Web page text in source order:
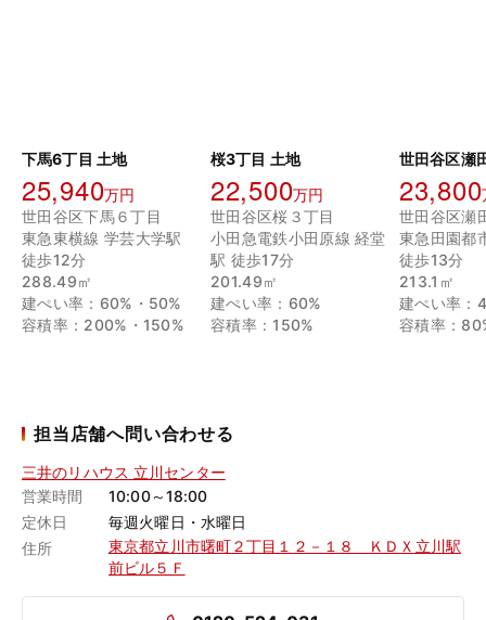
下馬6丁目 土地
25,940万円
世田谷区下馬６丁目
東急東横線 学芸大学駅
徒歩12分
288.49㎡
建ぺい率：60%・50%
容積率：200%・150%
桜3丁目 土地
22,500万円
世田谷区桜３丁目
小田急電鉄小田原線 経堂
駅 徒歩17分
201.49㎡
建ぺい率：60%
容積率：150%
世田谷区瀬
23,800
世田谷区瀬
東急田園都
徒歩13分
213.1㎡
建ぺい率：
容積率：
担当店舗へ問い合わせる
三井のリハウス 立川センター
営業時間
10:00～18:00
定休日
毎週火曜日・水曜日
住所
東京都立川市曙町２丁目１２－１８ ＫＤＸ立川駅
前ビル５Ｆ